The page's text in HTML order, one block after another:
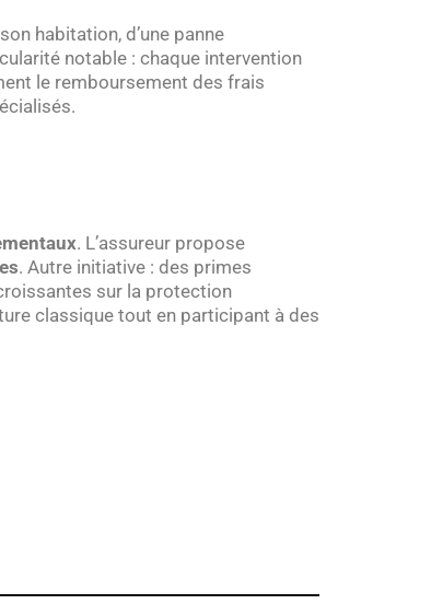
habitation, d’une panne
notable : chaque intervention
le remboursement des frais
. L’assureur propose
. Autre initiative : des primes
sur la protection
classique tout en participant à des